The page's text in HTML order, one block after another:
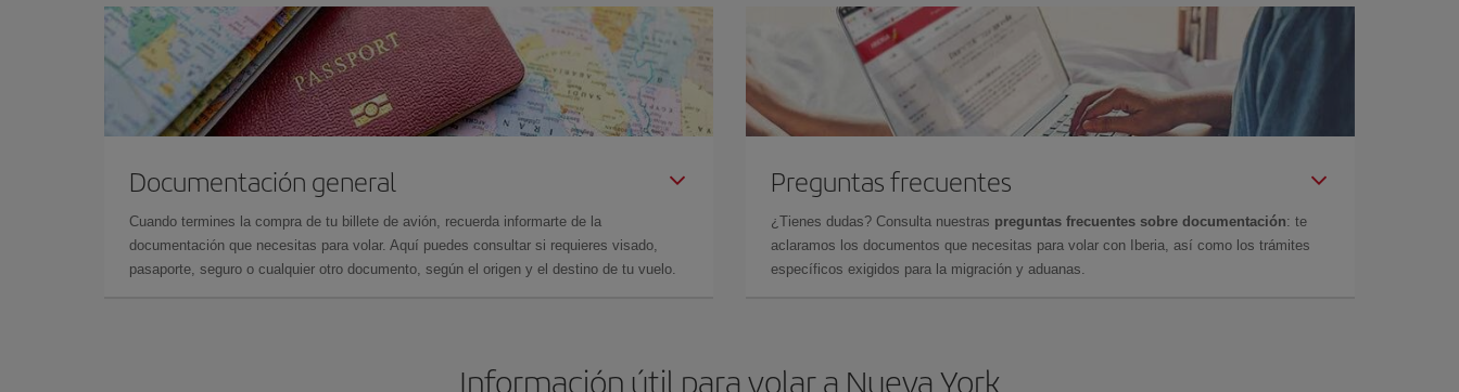
Documentación general
Cuando termines la compra de tu billete de avión, recuerda informarte de la
documentación que necesitas para volar. Aquí puedes consultar si requieres visado,
pasaporte, seguro o cualquier otro documento, según el origen y el destino de tu vuelo.
Preguntas frecuentes
¿Tienes dudas? Consulta nuestras preguntas frecuentes sobre documentación: te
aclaramos los documentos que necesitas para volar con Iberia, así como los trámites
específicos exigidos para la migración y aduanas.
Información útil para volar a Nueva York